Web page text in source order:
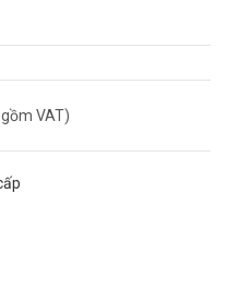
VAT)